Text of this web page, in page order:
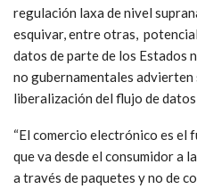
regulación laxa de nivel
esquivar, entre otras,
datos de parte de los Estados
no gubernamentales
liberalización del flujo de
“El comercio electrónico es el
que va desde el consumidor a
a través de paquetes y no de